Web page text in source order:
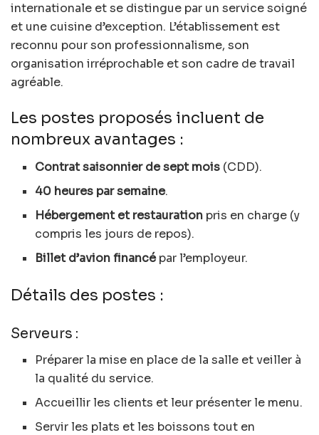
internationale et se distingue par un service soigné
et une cuisine d’exception. L’établissement est
reconnu pour son professionnalisme, son
organisation irréprochable et son cadre de travail
agréable.
Les postes proposés incluent de
nombreux avantages :
Contrat saisonnier de sept mois (CDD).
40 heures par semaine.
Hébergement et restauration pris en charge (y
compris les jours de repos).
Billet d’avion financépar l’employeur.
Détails des postes :
Serveurs :
Préparer la mise en place de la salle et veiller à
la qualité du service.
Accueillir les clients et leur présenter le menu.
Servir les plats et les boissons tout en